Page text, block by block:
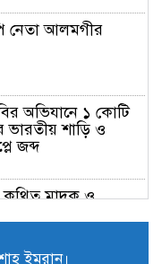
নেতা আলমগীর
অভিযানে ১ কোটি
ভারতীয় শাড়ি ও
জব্দ
কথিত মাদক ও
ইমরান।